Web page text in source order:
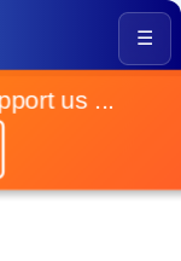
☰
us ...